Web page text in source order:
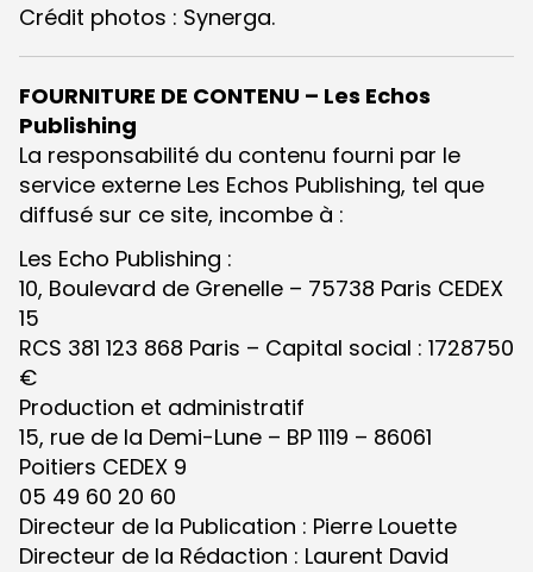
Crédit photos : Synerga.
FOURNITURE DE CONTENU – Les Echos
Publishing
La responsabilité du contenu fourni par le
service externe Les Echos Publishing, tel que
diffusé sur ce site, incombe à :
Les Echo Publishing :
10, Boulevard de Grenelle – 75738 Paris CEDEX
15
RCS 381 123 868 Paris – Capital social : 1728750
€
Production et administratif
15, rue de la Demi-Lune – BP 1119 – 86061
Poitiers CEDEX 9
05 49 60 20 60
Directeur de la Publication : Pierre Louette
Directeur de la Rédaction : Laurent David